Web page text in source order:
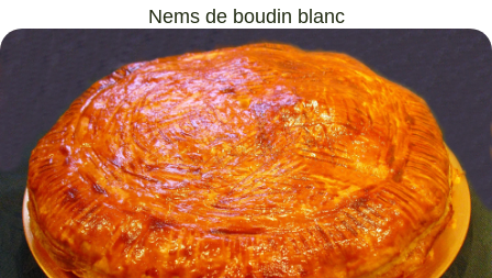
Nems de boudin blanc